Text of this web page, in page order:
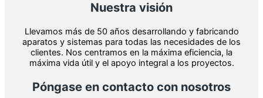
Nuestra visión
Llevamos más de 50 años desarrollando y fabricando
aparatos y sistemas para todas las necesidades de los
clientes. Nos centramos en la máxima eficiencia, la
máxima vida útil y el apoyo integral a los proyectos.
Póngase en contacto con nosotros